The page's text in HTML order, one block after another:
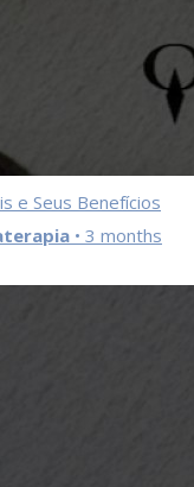
e Seus Benefícios
• 3 months